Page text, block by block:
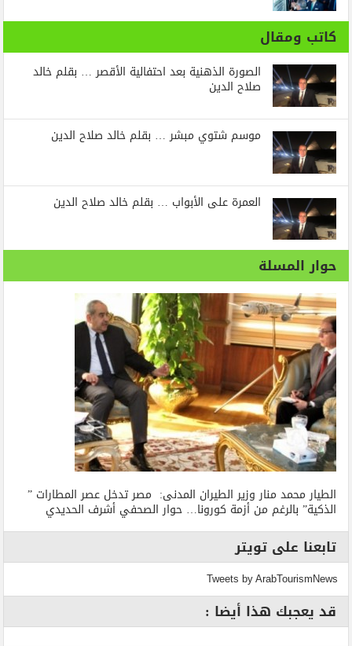
كاتب ومقال
الصورة الذهنية بعد احتفالية الأقصر … بقلم خالد
صلاح الدين
موسم شتوي مبشر … بقلم خالد صلاح الدين
العمرة على الأبواب … بقلم خالد صلاح الدين
حوار المسلة
الطيار محمد منار وزير الطيران المدنى: مصر تدخل عصر المطارات ”
الذكية” بالرغم من أزمة كورونا… حوار الصحفي أشرف الحديدي
تابعنا على تويتر
Tweets by ArabTourismNews
قد يعجبك هذا أيضا :